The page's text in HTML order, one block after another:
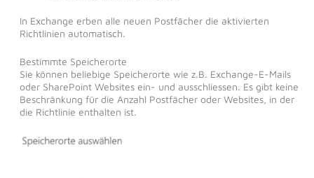
In Exchange erben alle neuen Postfächer die aktivierten
Richtlinien automatisch.
Bestimmte Speicherorte
Sie können beliebige Speicherorte wie z.B. Exchange-E-Mails
oder SharePoint Websites ein- und ausschliessen. Es gibt keine
Beschränkung für die Anzahl Postfächer oder Websites, in der
die Richtlinie enthalten ist.